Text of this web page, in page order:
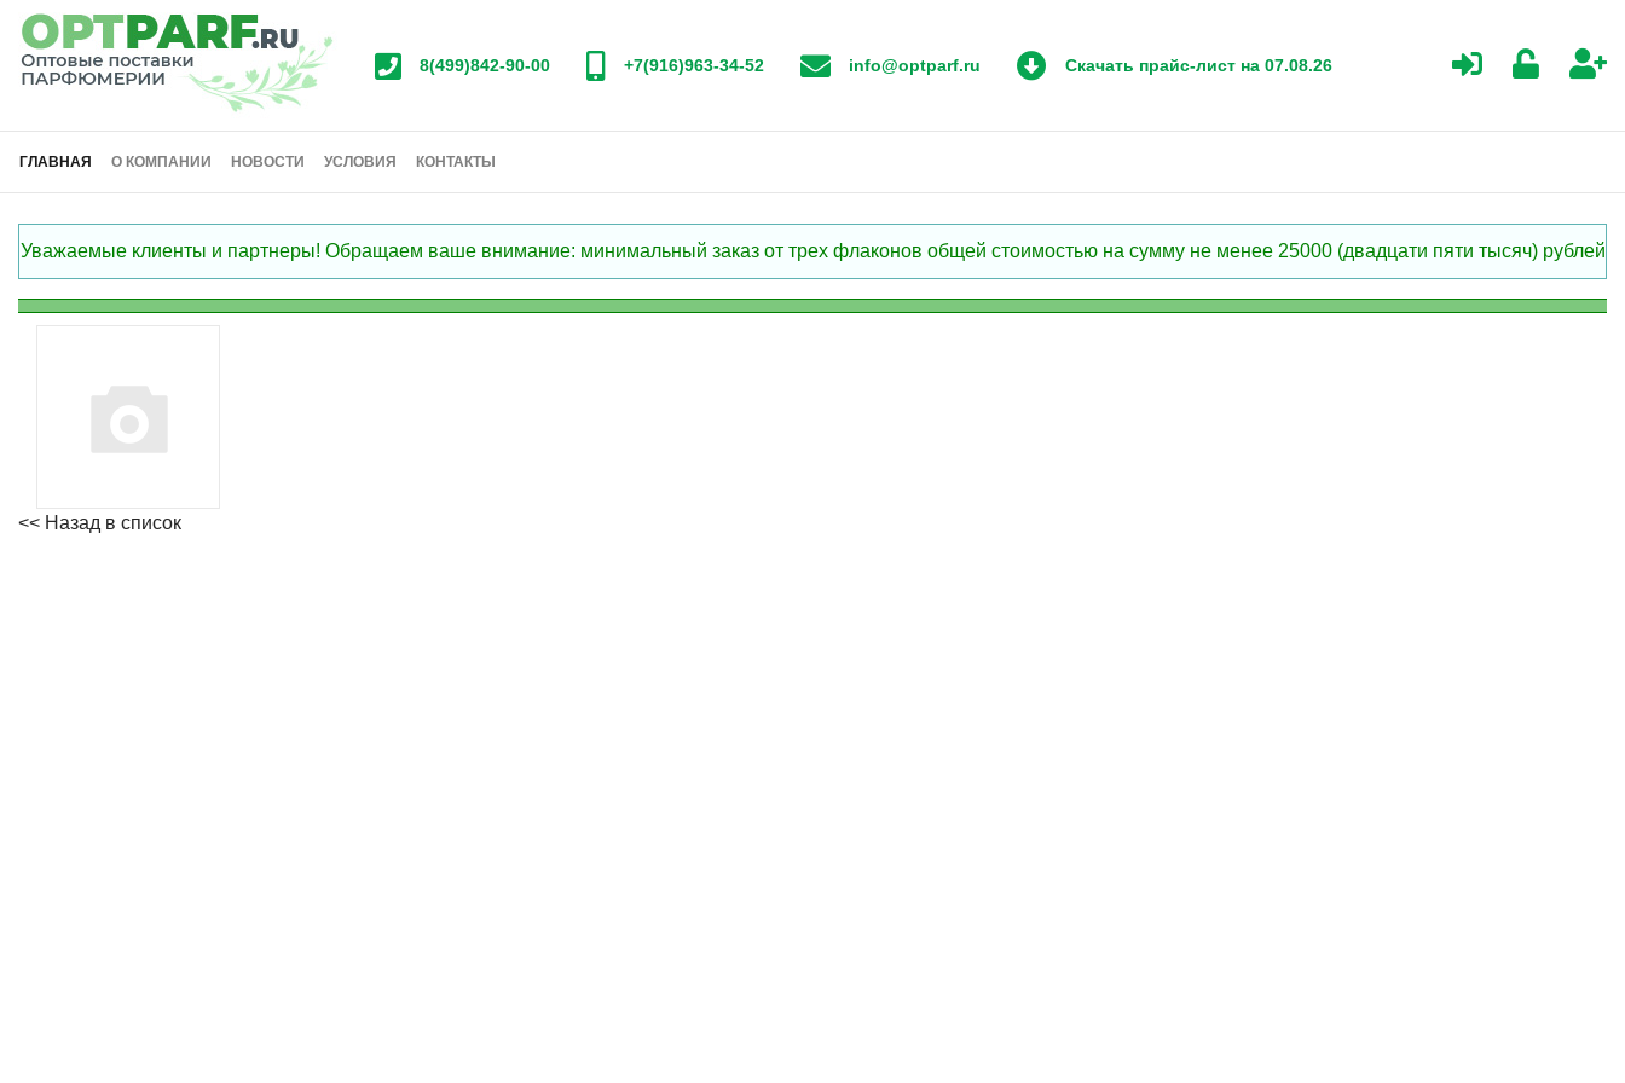
8(499)842-90-00 +7(916)963-34-52 info@optparf.ru Скачать прайс-лист на 07.08.26
ГЛАВНАЯ О КОМПАНИИ НОВОСТИ УСЛОВИЯ КОНТАКТЫ
Уважаемые клиенты и партнеры! Обращаем ваше внимание: минимальный заказ от трех флаконов общей стоимостью на сумму не менее 25000 (двадцати пяти тысяч) рублей
<< Назад в список